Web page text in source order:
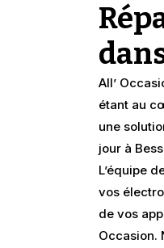
All’
étant au
une
jour à
L’équipe
vos
de vos
Occasion.